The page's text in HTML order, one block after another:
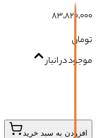
۸۳٬۸۲۰٬۰۰۰
تومان
موجود در انبار
افزودن به سبد خرید